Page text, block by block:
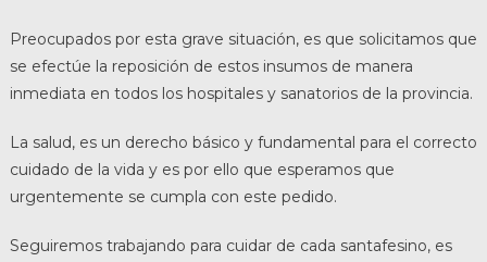
Preocupados por esta grave situación, es que solicitamos que
se efectúe la reposición de estos insumos de manera
inmediata en todos los hospitales y sanatorios de la provincia.
La salud, es un derecho básico y fundamental para el correcto
cuidado de la vida y es por ello que esperamos que
urgentemente se cumpla con este pedido.
Seguiremos trabajando para cuidar de cada santafesino, es